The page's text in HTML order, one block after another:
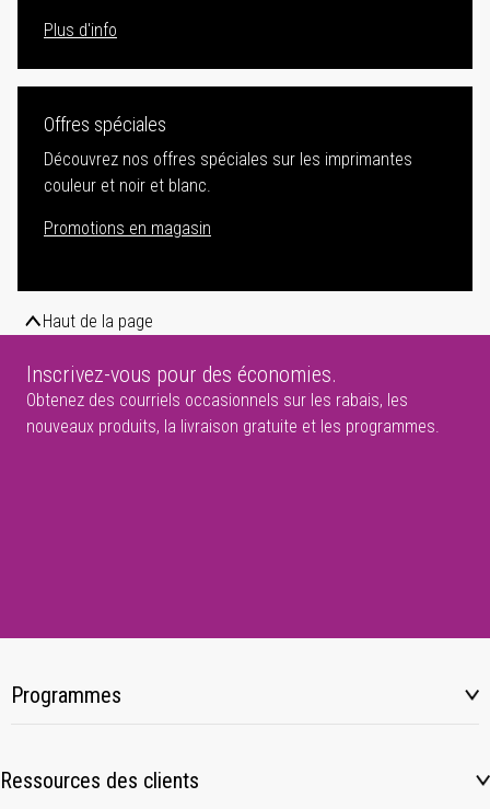
Plus d'info
Offres spéciales
Découvrez nos offres spéciales sur les imprimantes
couleur et noir et blanc.
Promotions en magasin
Haut de la page
Inscrivez-vous pour des économies.
Obtenez des courriels occasionnels sur les rabais, les
nouveaux produits, la livraison gratuite et les programmes.
Programmes
Ressources des clients